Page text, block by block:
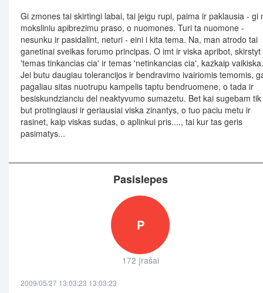
Gi zmones tai skirtingi labai, tai jeigu rupi, paima ir paklausia - gi
moksliniu apibrezimu praso, o nuomones. Turi ta nuomone -
nesunku ir pasidalint, neturi - eini i kita tema. Na, man atrodo tai
ganetinai sveikas forumo principas. O imt ir viska apribot, skirstyt
'temas tinkancias cia' ir temas 'netinkancias cia', kazkaip vaikiska.
Jei butu daugiau tolerancijos ir bendravimo ivairiomis temomis,
pagaliau sitas nuotrupu kampelis taptu bendruomene, o tada ir
besiskundzianciu del neaktyvumo sumazetu. Bet kai sugebam tik
but protingiausi ir geriausiai viska zinantys, o tuo paciu metu ir
rasinet, kaip viskas sudas, o aplinkui pris...., tai kur tas geris
pasimatys...
Pasislepes
P
172 įrašai
2009/05/27 13:03:23 13:03:23